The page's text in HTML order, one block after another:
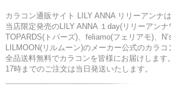
カラコン通販サイト LILY ANNA リリーアンナは
当店限定発売のLILY ANNA １day(リリーアンナ
TOPARDS(トパーズ)、feliamo(フェリアモ)、
LILMOON(リルムーン)のメーカー公式のカラコ
全品送料無料でカラコンを皆様にお届けします。
17時までのご注文は当日発送いたします。